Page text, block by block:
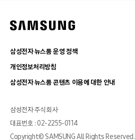
삼성전자 뉴스룸 운영 정책
개인정보처리방침
삼성전자 뉴스룸 콘텐츠 이용에 대한 안내
삼성전자 주식회사
대표번호 : 02-2255-0114
Copyright© SAMSUNG All Rights Reserved.